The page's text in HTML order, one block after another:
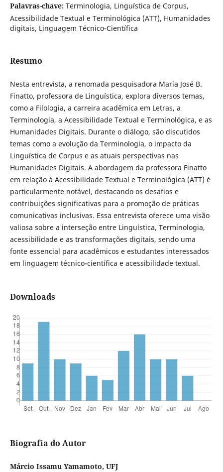
Palavras-chave: Terminologia, Linguística de Corpus,
Acessibilidade Textual e Terminológica (ATT), Humanidades
digitais, Linguagem Técnico-Científica
Resumo
Nesta entrevista, a renomada pesquisadora Maria José B.
Finatto, professora de Linguística, explora diversos temas,
como a Filologia, a carreira acadêmica em Letras, a
Terminologia, a Acessibilidade Textual e Terminológica, e as
Humanidades Digitais. Durante o diálogo, são discutidos
temas como a evolução da Terminologia, o impacto da
Linguística de Corpus e as atuais perspectivas nas
Humanidades Digitais. A abordagem da professora Finatto
em relação à Acessibilidade Textual e Terminológica (ATT) é
particularmente notável, destacando os desafios e
contribuições significativas para a promoção de práticas
comunicativas inclusivas. Essa entrevista oferece uma visão
valiosa sobre a interseção entre Linguística, Terminologia,
acessibilidade e as transformações digitais, sendo uma
fonte essencial para acadêmicos e estudantes interessados
em linguagem técnico-científica e acessibilidade textual.
Downloads
Biografia do Autor
Márcio Issamu Yamamoto, UFJ